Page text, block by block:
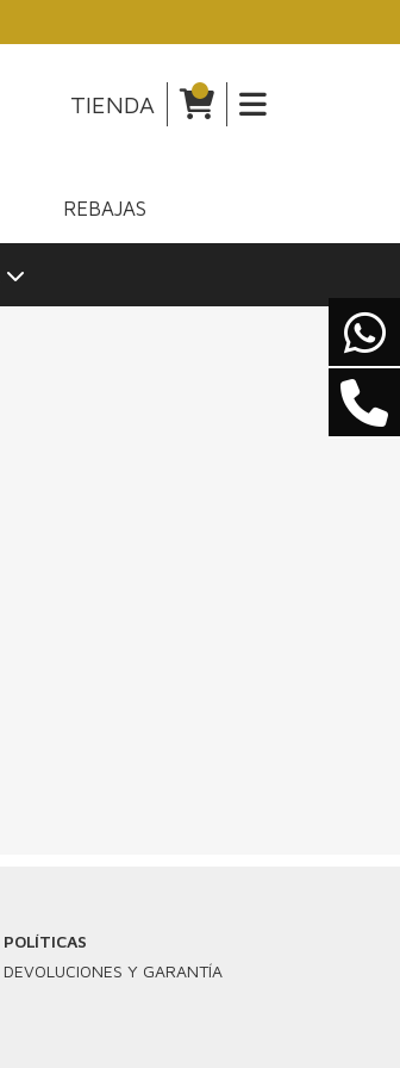
TIENDA
REBAJAS
POLÍTICAS
DEVOLUCIONES Y GARANTÍA